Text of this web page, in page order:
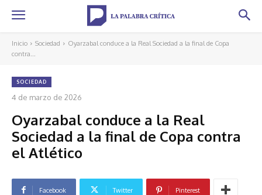
Inicio Sociedad
Oyarzabal conduce a la Real Sociedad a la final de Copa
contra...
SOCIEDAD
4 de marzo de 2026
Oyarzabal conduce a la Real
Sociedad a la final de Copa contra
el Atlético
Facebook Twitter Pinterest